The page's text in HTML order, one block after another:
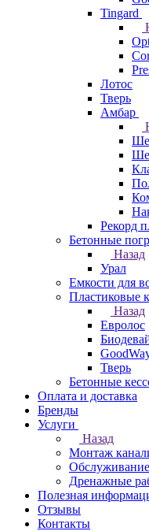
Tingard
Лотос
Тверь
Амбар
Рекорд
Бетонные
Назад
Урал
Емкости для
Пластиковые
Назад
Евролос
Тверь
Бетонные
Оплата и доставка
Бренды
Услуги
Назад
Монтаж
Дренажные
Полезная
Отзывы
Контакты